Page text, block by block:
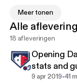
one of 30
mastered all
real MLB
s://anchor.fm/
Meer tonen
Alle
18 afleveringen
Opening
stats and
Stoudt
9 apr 2019-41